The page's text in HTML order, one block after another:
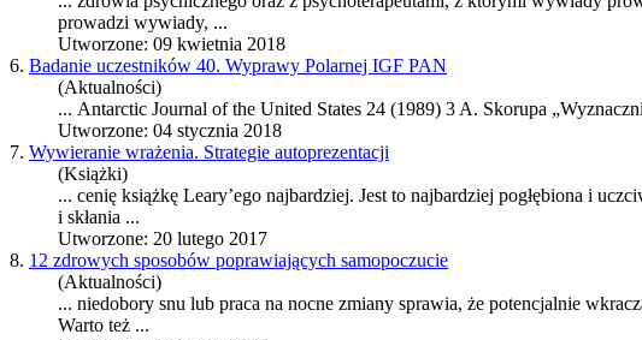
prowadzi wywiady, ...
Utworzone: 09 kwietnia 2018
6. Badanie uczestników 40. Wyprawy Polarnej IGF PAN
(Aktualności)
... Antarctic Journal of the United States 24 (1989) 3 A. Skorupa
Utworzone: 04 stycznia 2018
7. Wywieranie wrażenia. Strategie autoprezentacji
(Książki)
... cenię książkę Leary’ego najbardziej. Jest to najbardziej pogłębiona i
i skłania ...
Utworzone: 20 lutego 2017
8. 12 zdrowych sposobów poprawiających samopoczucie
(Aktualności)
... niedobory snu lub praca na nocne zmiany sprawia, że potencjalnie
Warto też ...